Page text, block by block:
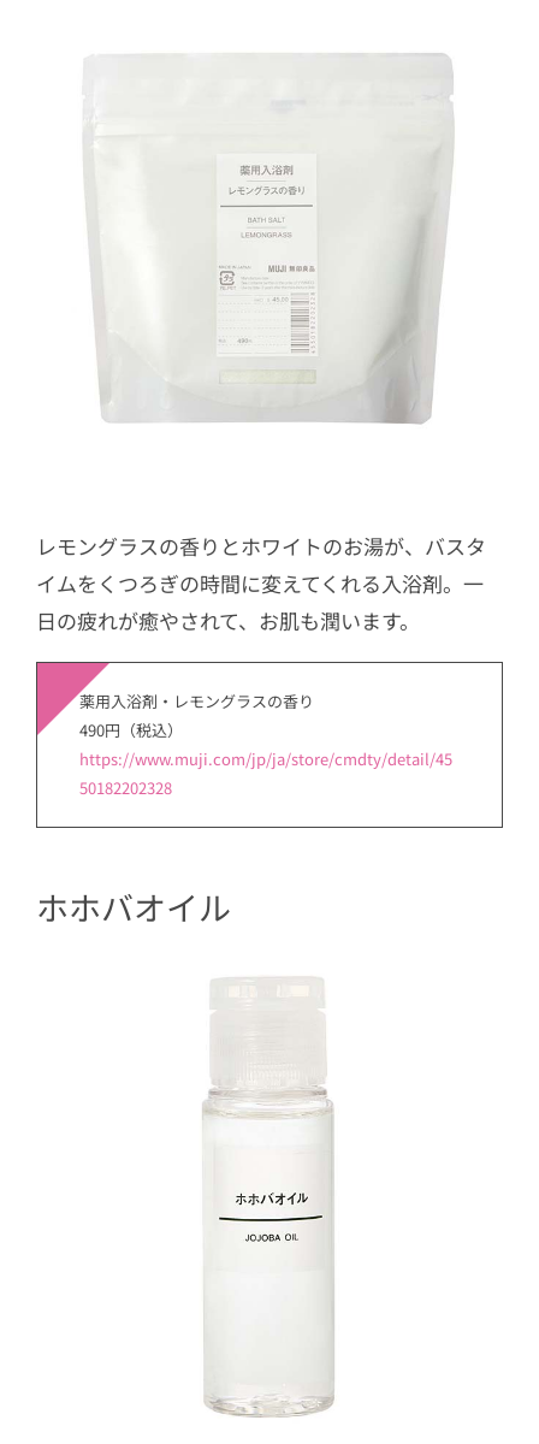
レモングラスの香りとホワイトのお湯が、バスタ
イムをくつろぎの時間に変えてくれる入浴剤。一
日の疲れが癒やされて、お肌も潤います。
薬用入浴剤・レモングラスの香り
490円（税込）
https://www.muji.com/jp/ja/store/cmdty/detail/45
50182202328
ホホバオイル